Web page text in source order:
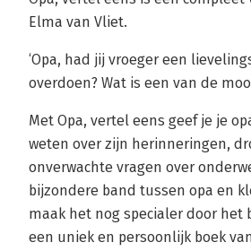
Elma van Vliet.
‘Opa, had jij vroeger een
overdoen? Wat is een van de
Met Opa, vertel eens geef je je
weten over zijn herinneringen,
onverwachte vragen over
bijzondere band tussen opa en
maak het nog specialer door het
een uniek en persoonlijk boek